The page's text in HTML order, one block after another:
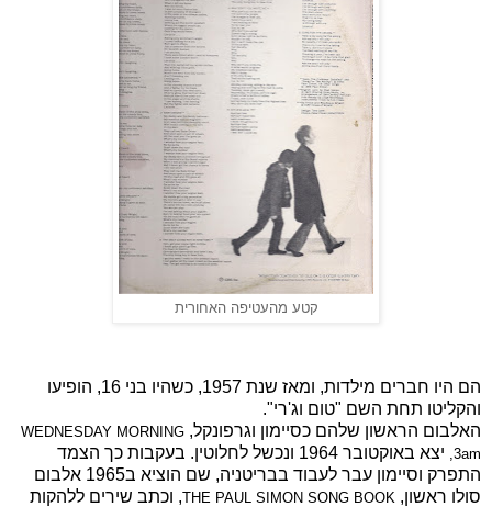
קטע מהעטיפה האחורית
הם היו חברים מילדות, ומאז שנת 1957, כשהיו בני 16, הופיעו
והקליטו תחת השם "טום וג'רי".
האלבום הראשון שלהם כסיימון וגרפונקל, WEDNESDAY MORNING
3am
יצא באוקטובר 1964 ונכשל לחלוטין. בעקבות כך הצמד
התפרק וסיימון עבר לעבוד בבריטניה, שם הוציא ב1965 אלבום
סולו ראשון, THE PAUL SIMON SONG BOOK, וכתב שירים ללהקות